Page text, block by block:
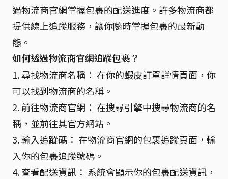
過物流商官網掌握包裹的配送進度。許多物流商都
提供線上追蹤服務，讓你隨時掌握包裹的最新動
態。
如何透過物流商官網追蹤包裹？
1. 尋找物流商名稱： 在你的蝦皮訂單詳情頁面，你
可以找到物流商的名稱。
2. 前往物流商官網： 在搜尋引擎中搜尋物流商的名
稱，並前往其官方網站。
3. 輸入追蹤碼： 在物流商官網的包裹追蹤頁面，輸
入你的包裹追蹤號碼。
4. 查看配送資訊： 系統會顯示你的包裹配送資訊，